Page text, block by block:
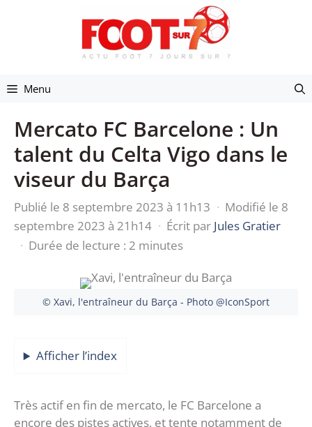
Menu
Mercato FC Barcelone : Un
talent du Celta Vigo dans le
viseur du Barça
Publié le 8 septembre 2023 à 11h13 · Modifié le 8
septembre 2023 à 21h14 · Écrit par Jules Gratier
· Durée de lecture : 2 minutes
© Xavi, l'entraîneur du Barça - Photo @IconSport
Afficher l’index
Très actif en fin de mercato, le FC Barcelone a
encore des pistes actives, et tente notamment de